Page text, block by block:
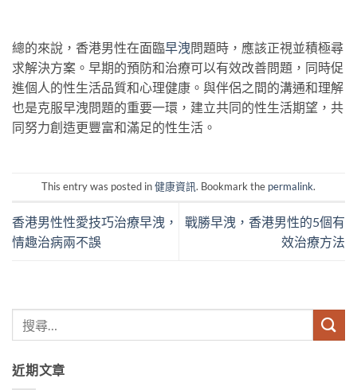
總的來說，香港男性在面臨早洩問題時，應該正視並積極尋
求解決方案。早期的預防和治療可以有效改善問題，同時促
進個人的性生活品質和心理健康。與伴侶之間的溝通和理解
也是克服早洩問題的重要一環，建立共同的性生活期望，共
同努力創造更豐富和滿足的性生活。
This entry was posted in健康資訊. Bookmark the permalink.
香港男性性愛技巧治療早洩，
情趣治病兩不誤
戰勝早洩，香港男性的5個有
效治療方法
近期文章